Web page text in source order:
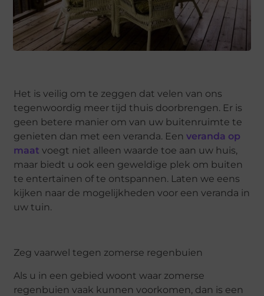
Het is veilig om te zeggen dat velen van ons
tegenwoordig meer tijd thuis doorbrengen. Er is
geen betere manier om van uw buitenruimte te
genieten dan met een veranda. Eenveranda op
maat voegt niet alleen waarde toe aan uw huis,
maar biedt u ook een geweldige plek om buiten
te entertainen of te ontspannen. Laten we eens
kijken naar de mogelijkheden voor een veranda in
uw tuin.
Zeg vaarwel tegen zomerse regenbuien
Als u in een gebied woont waar zomerse
regenbuien vaak kunnen voorkomen, dan is een